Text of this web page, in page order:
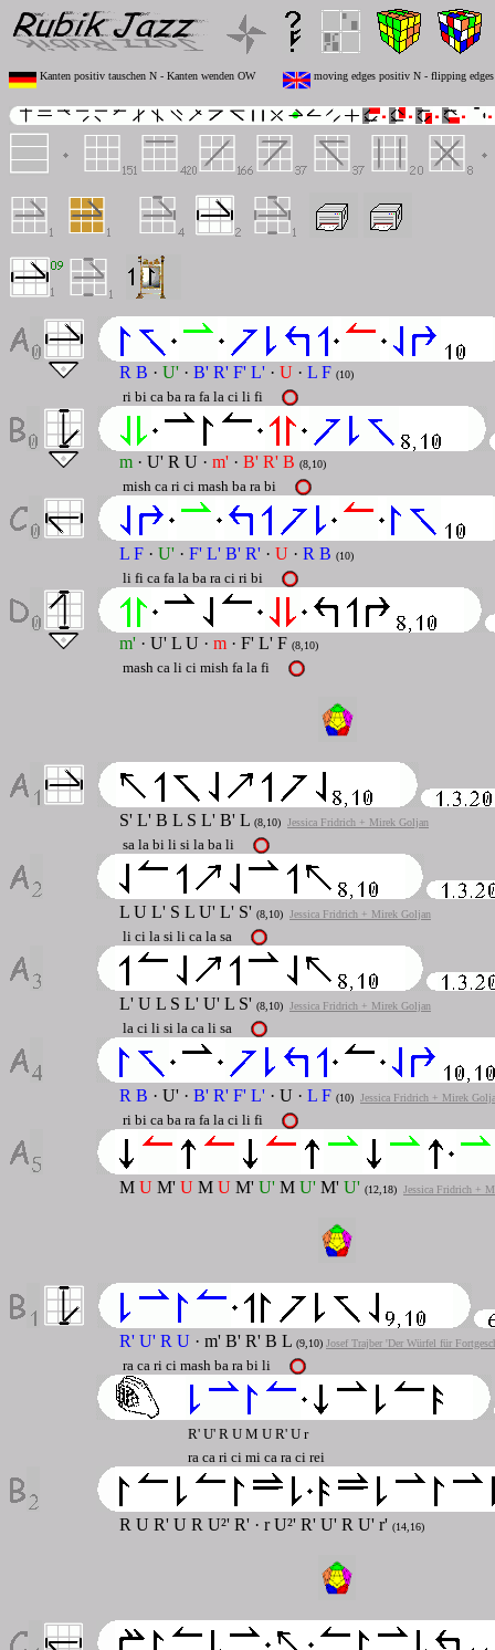
Kanten positiv tauschen N - Kanten wenden OW moving edges positiv N - flipping
R B · U' · B' R' F' L' · U · L F (10)
ri bi ca ba ra fa la ci li fi
m · U' R U · m' · B' R' B (8,10)
mish ca ri ci mash ba ra bi
L F · U' · F' L' B' R' · U · R B (10)
li fi ca fa la ba ra ci ri bi
m' · U' L U · m · F' L' F (8,10)
mash ca li ci mish fa la fi
S' L' B L S L' B' L (8,10) Jessica Fridrich + Mirek Goljan
sa la bi li si la ba li
L U L' S L U' L' S' (8,10) Jessica Fridrich + Mirek Goljan
li ci la si li ca la sa
L' U L S L' U' L S' (8,10) Jessica Fridrich + Mirek Goljan
la ci li si la ca li sa
R B · U' · B' R' F' L' · U · L F (10) Jessica Fridrich + Mirek
ri bi ca ba ra fa la ci li fi
M U M' U M U M' U' M U' M' U' (12,18) Jessica Fridrich +
R' U' R U · m' B' R' B L (9,10) Josef Trajber 'Der Würfel für
ra ca ri ci mash ba ra bi li
R' U' R U M U R' U r
ra ca ri ci mi ca ra ci rei
R U R' U R U²' R' · r U²' R' U' R U' r' (14,16)